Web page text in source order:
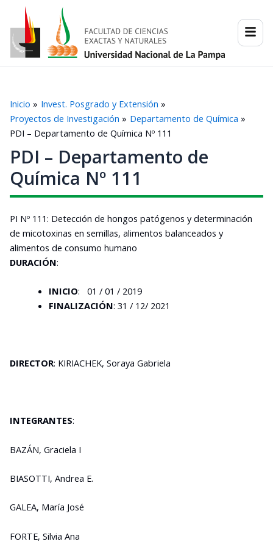
contenido
Inicio
Invest. Posgrado y Extensión
Proyectos de Investigación
Departamento de Química
PDI – Departamento de Química Nº 111
PDI – Departamento de
Química Nº 111
PI Nº 111: Detección de hongos patógenos y determinación
de micotoxinas en semillas, alimentos balanceados y
alimentos de consumo humano
DURACIÓN:
INICIO: 01 / 01 / 2019
FINALIZACIÓN: 31 / 12/ 2021
DIRECTOR: KIRIACHEK, Soraya Gabriela
INTEGRANTES:
BAZÁN, Graciela I
BIASOTTI, Andrea E.
GALEA, María José
FORTE, Silvia Ana